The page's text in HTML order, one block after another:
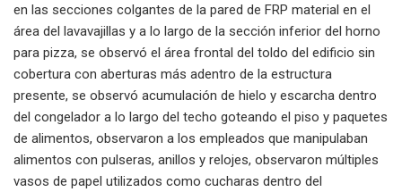
en las secciones colgantes de la pared de FRP material en el
área del lavavajillas y a lo largo de la sección inferior del horno
para pizza, se observó el área frontal del toldo del edificio sin
cobertura con aberturas más adentro de la estructura
presente, se observó acumulación de hielo y escarcha dentro
del congelador a lo largo del techo goteando el piso y paquetes
de alimentos, observaron a los empleados que manipulaban
alimentos con pulseras, anillos y relojes, observaron múltiples
vasos de papel utilizados como cucharas dentro del